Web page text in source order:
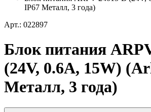
IP67 Металл, 3 года)
Арт.: 022897
Блок питания
(24V, 0.6A, 15W)
Металл, 3 года)